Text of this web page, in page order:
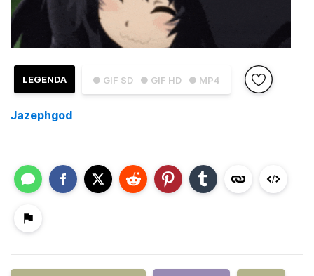
● GIF SD ● GIF HD ● MP4
LEGENDA
Jazephgod